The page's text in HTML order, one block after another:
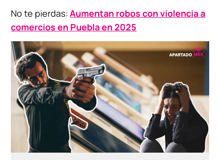
No te pierdas:Aumentan robos con violencia a
comercios en Puebla en 2025